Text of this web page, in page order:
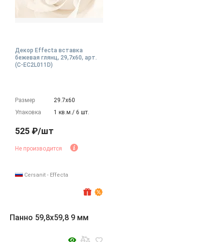
Декор Effecta вставка
бежевая глянц, 29,7x60, арт.
(C-EC2L011D)
Размер
29.7х60
Упаковка
1 кв.м./ 6 шт.
525 ₽/шт
Не производится
Cersanit - Effecta
Панно 59,8x59,8 9 мм